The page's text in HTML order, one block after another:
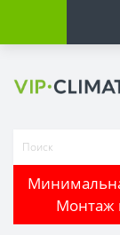
Монтаж